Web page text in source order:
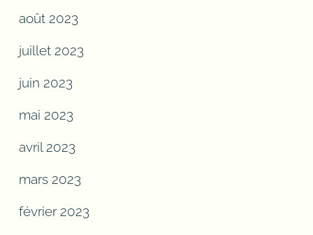
août 2023
juillet 2023
juin 2023
mai 2023
avril 2023
mars 2023
février 2023